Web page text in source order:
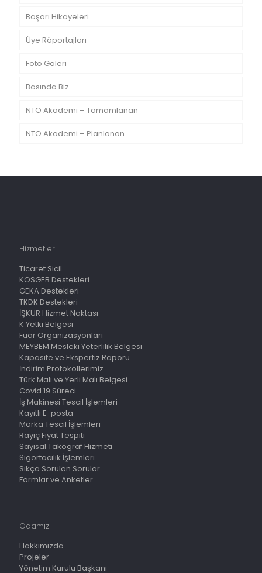
Başarı Hikayeleri
Üye Röportajları
Foto Galeri
Basında Biz
NTO Akademi – Tamamlanan
NTO Akademi – Planlanan
Hizmetler
Ticaret Sicil
KOSGEB Destekleri
GEKA Destekleri
TKDK Destekleri
İŞKUR Hizmet Noktası
K Yetki Belgesi
Fuar Organizasyonları
MEYBEM Mesleki Yeterlilik Belgesi
Kapasite ve Ekspertiz Raporu
İndirim Protokollerimiz
Türk Malı ve Yerli Malı Belgesi
Covid 19 Süreci
İş Makinesi Tescil İşlemleri
Kayıtlı E-posta
Marka Tescil İşlemleri
Rayiç Fiyat Tespiti
Sayısal Takograf Hizmeti
Sigortacılık İşlemleri
Sıkça Sorulan Sorular
Formlar ve Anketler
Odamız
Hakkımızda
Projeler
Yönetim Kurulu Başkanı